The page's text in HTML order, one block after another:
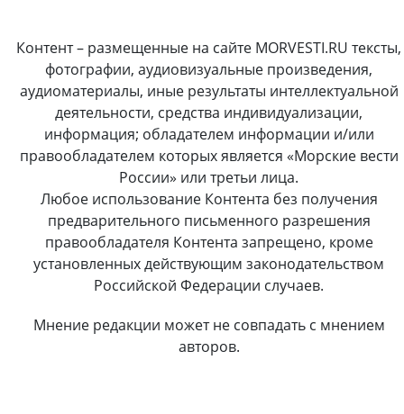
Контент – размещенные на сайте MORVESTI.RU тексты,
фотографии, аудиовизуальные произведения,
аудиоматериалы, иные результаты интеллектуальной
деятельности, средства индивидуализации,
информация; обладателем информации и/или
правообладателем которых является «Морские вести
России» или третьи лица.
Любое использование Контента без получения
предварительного письменного разрешения
правообладателя Контента запрещено, кроме
установленных действующим законодательством
Российской Федерации случаев.
Мнение редакции может не совпадать с мнением
авторов.